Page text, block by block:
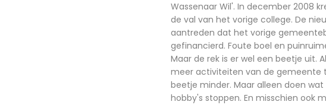
Wassenaar Wil'. In december 2008
de val van het vorige college. De
aantreden dat het vorige
gefinancierd. Foute boel en
Maar de rek is er wel een beetje uit.
meer activiteiten van de gemeente
beetje minder. Maar alleen doen
hobby's stoppen. En misschien ook